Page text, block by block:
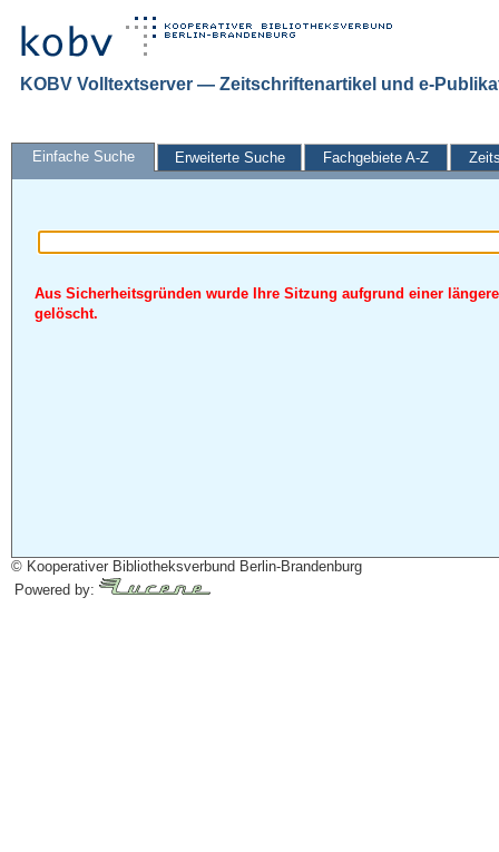
KOBV Volltextserver — Zeitschriftenartikel und e-
Einfache Suche Erweiterte Suche Fachgebiete A-Z
Aus Sicherheitsgründen wurde Ihre Sitzung aufgrund einer
gelöscht.
© Kooperativer Bibliotheksverbund Berlin-Brandenburg
Powered by: